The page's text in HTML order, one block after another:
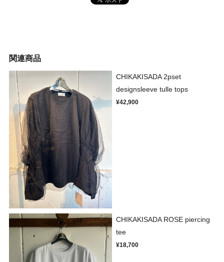
関連商品
CHIKAKISADA 2pset
designsleeve tulle tops
¥42,900
CHIKAKISADA ROSE piercing
tee
¥18,700